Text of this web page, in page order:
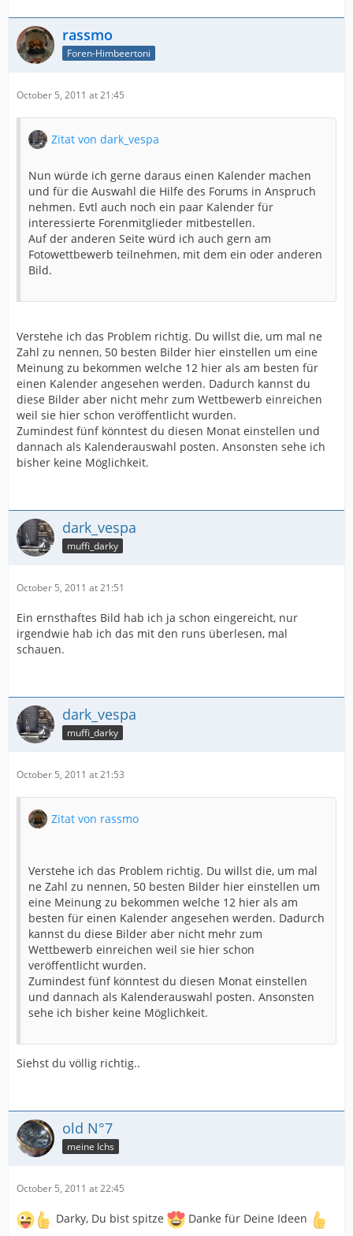
rassmo
Foren-Himbeertoni
October 5, 2011 at 21:45
Zitat von dark_vespa
Nun würde ich gerne daraus einen Kalender machen
und für die Auswahl die Hilfe des Forums in Anspruch
nehmen. Evtl auch noch ein paar Kalender für
interessierte Forenmitglieder mitbestellen.
Auf der anderen Seite würd ich auch gern am
Fotowettbewerb teilnehmen, mit dem ein oder anderen
Bild.
Verstehe ich das Problem richtig. Du willst die, um mal ne
Zahl zu nennen, 50 besten Bilder hier einstellen um eine
Meinung zu bekommen welche 12 hier als am besten für
einen Kalender angesehen werden. Dadurch kannst du
diese Bilder aber nicht mehr zum Wettbewerb einreichen
weil sie hier schon veröffentlicht wurden.
Zumindest fünf könntest du diesen Monat einstellen und
dannach als Kalenderauswahl posten. Ansonsten sehe ich
bisher keine Möglichkeit.
dark_vespa
muffi_darky
October 5, 2011 at 21:51
Ein ernsthaftes Bild hab ich ja schon eingereicht, nur
irgendwie hab ich das mit den runs überlesen, mal
schauen.
dark_vespa
muffi_darky
October 5, 2011 at 21:53
Zitat von rassmo
Verstehe ich das Problem richtig. Du willst die, um mal
ne Zahl zu nennen, 50 besten Bilder hier einstellen um
eine Meinung zu bekommen welche 12 hier als am
besten für einen Kalender angesehen werden. Dadurch
kannst du diese Bilder aber nicht mehr zum
Wettbewerb einreichen weil sie hier schon
veröffentlicht wurden.
Zumindest fünf könntest du diesen Monat einstellen
und dannach als Kalenderauswahl posten. Ansonsten
sehe ich bisher keine Möglichkeit.
Siehst du völlig richtig..
old N°7
meine Ichs
October 5, 2011 at 22:45
Darky, Du bist spitze Danke für Deine Ideen